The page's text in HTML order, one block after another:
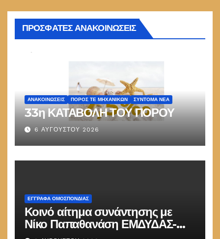
ΠΡΟΣΦΑΤΕΣ ΑΝΑΚΟΙΝΩΣΕΙΣ
ΑΝΑΚΟΙΝΏΣΕΙΣ ΠΌΡΟΣ ΤΕ ΜΗΧΑΝΙΚΏΝ ΣΎΝΤΟΜΑ ΝΈΑ
33η ΚΑΤΑΒΟΛΗ ΤΟΥ ΠΟΡΟΥ
6 ΑΥΓΟΎΣΤΟΥ 2026
ΕΓΓΡΑΦΑ ΟΜΟΣΠΟΝΔΙΑΣ
Κοινό αίτημα συνάντησης με
Νίκο Παπαθανάση ΕΜΔΥΔΑΣ-